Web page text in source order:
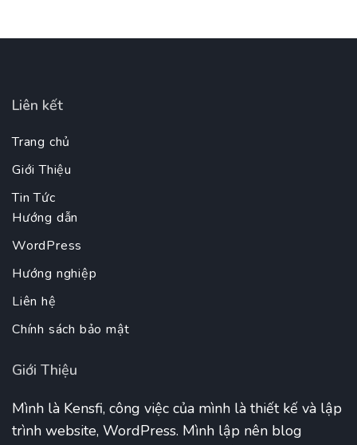
Liên kết
Trang chủ
Giới Thiệu
Tin Tức
Hướng dẫn
WordPress
Hướng nghiệp
Liên hệ
Chính sách bảo mật
Giới Thiệu
Mình là Kensfi, công việc của mình là thiết kế và lập
trình website, WordPress. Mình lập nên blog